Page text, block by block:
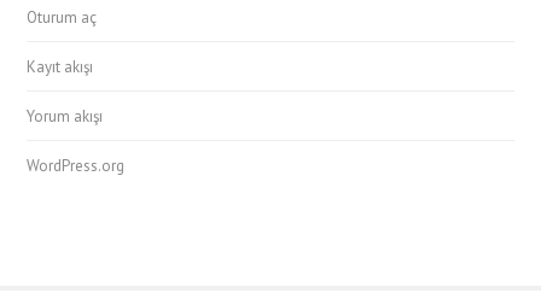
Oturum aç
Kayıt akışı
Yorum akışı
WordPress.org